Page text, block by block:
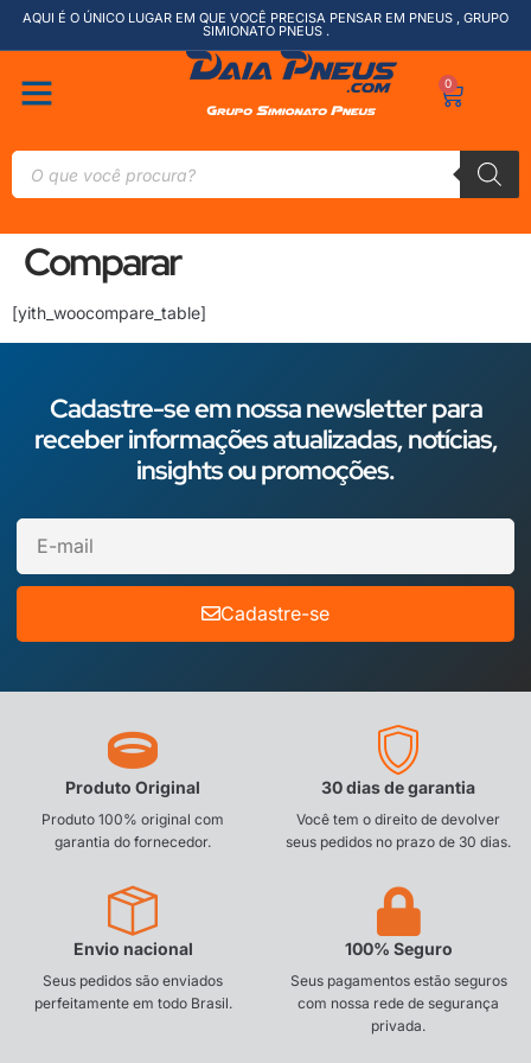
AQUI É O ÚNICO LUGAR EM QUE VOCÊ PRECISA PENSAR EM PNEUS , GRUPO
SIMIONATO PNEUS .
0
Comparar
[yith_woocompare_table]
Cadastre-se em nossa newsletter para
receber informações atualizadas, notícias,
insights ou promoções.
Cadastre-se
Produto Original
Produto 100% original com
garantia do fornecedor.
30 dias de garantia
Você tem o direito de devolver
seus pedidos no prazo de 30 dias.
Envio nacional
Seus pedidos são enviados
perfeitamente em todo Brasil.
100% Seguro
Seus pagamentos estão seguros
com nossa rede de segurança
privada.